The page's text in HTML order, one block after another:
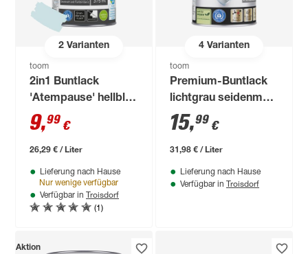
2Varianten
toom
2in1 Buntlack
'Atempause' hellblau
seidenmatt 375 ml
9,99 €
26,29 € / Liter
Lieferung nach Hause
Nur wenige verfügbar
Verfügbar in Troisdorf
(1)
4Varianten
toom
Premium-Buntlack
lichtgrau seidenmatt
500 ml
15,99 €
31,98 € / Liter
Lieferung nach Hause
Verfügbar in Troisdorf
Aktion